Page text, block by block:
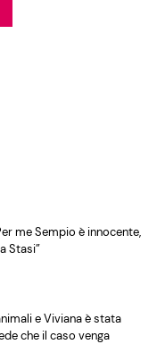
me Sempio è innocente,
Stasi”
e Viviana è stata
che il caso venga